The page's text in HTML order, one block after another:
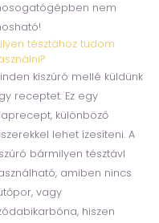
nem
tésztához tudom
kiszúró mellé küldünk
receptet. Ez egy
különböző
lehet ízesíteni. A
bármilyen tésztávl
amiben nincs
vagy
hiszen